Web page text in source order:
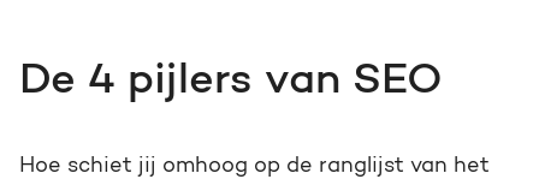
De 4 pijlers van SEO
Hoe schiet jij omhoog op de ranglijst van het